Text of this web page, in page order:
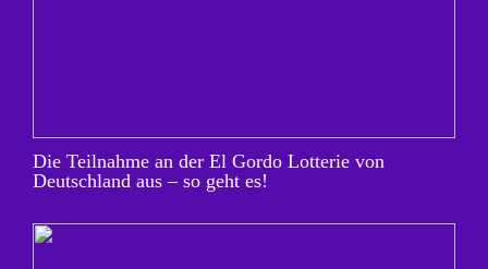
Die Teilnahme an der El Gordo Lotterie von
Deutschland aus – so geht es!